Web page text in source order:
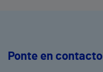
Ponte en